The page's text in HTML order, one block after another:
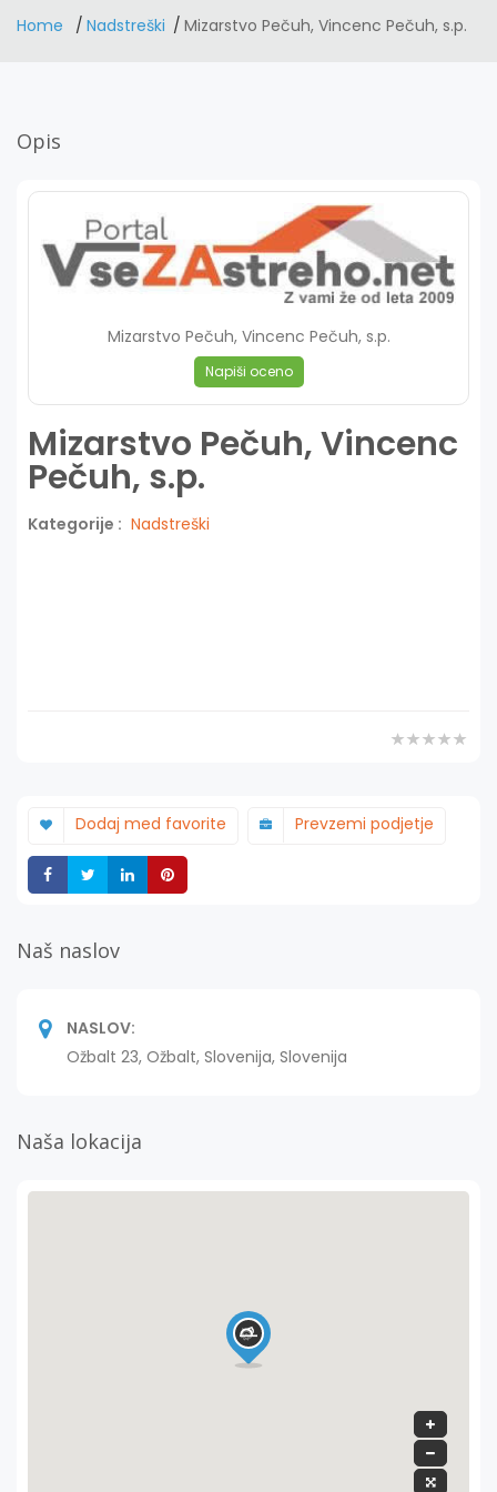
Home Nadstreški Mizarstvo Pečuh, Vincenc Pečuh, s.p.
Opis
Mizarstvo Pečuh, Vincenc Pečuh, s.p.
Napiši oceno
Mizarstvo Pečuh, Vincenc
Pečuh, s.p.
Kategorije : Nadstreški
Dodaj med favorite Prevzemi podjetje
Deli Deli Deli
Naš naslov
NASLOV:
Ožbalt 23, Ožbalt, Slovenija, Slovenija
Naša lokacija